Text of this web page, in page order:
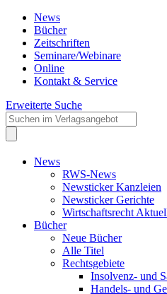
News
Bücher
Zeitschriften
Seminare/Webinare
Online
Kontakt & Service
Erweiterte Suche
News
RWS-News
Newsticker Kanzleien
Newsticker Gerichte
Wirtschaftsrecht
Bücher
Neue Bücher
Alle Titel
Rechtsgebiete
Insolvenz- und
Handels- und